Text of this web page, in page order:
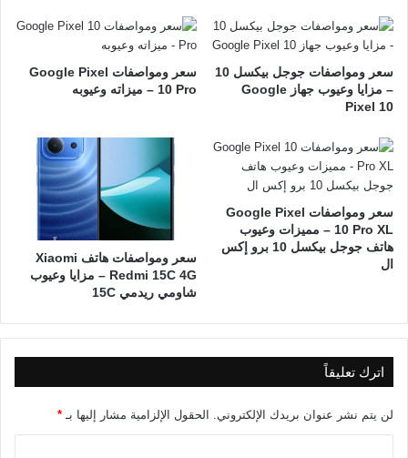
سعر ومواصفات جوجل بيكسل 10
– مزايا وعيوب جهاز Google
Pixel 10
سعر ومواصفات Google Pixel
10 Pro – ميزاته وعيوبه
سعر ومواصفات Google Pixel
10 Pro XL – مميزات وعيوب
هاتف جوجل بيكسل 10 برو إكس
ال
سعر ومواصفات هاتف Xiaomi
Redmi 15C 4G – مزايا وعيوب
شاومي ريدمي 15C
اترك تعليقاً
لن يتم نشر عنوان بريدك الإلكتروني. الحقول الإلزامية مشار إليها بـ *